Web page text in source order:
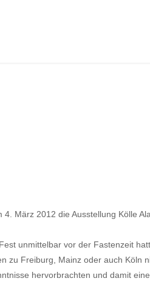
2012 die Ausstellung Kölle
unmittelbar vor der Fastenzeit
zu Freiburg, Mainz oder auch Köln
hervorbrachten und damit